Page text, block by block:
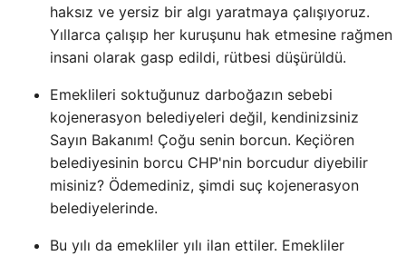
haksız ve yersiz bir algı yaratmaya çalışıyoruz.
Yıllarca çalışıp her kuruşunu hak etmesine rağmen
insani olarak gasp edildi, rütbesi düşürüldü.
Emeklileri soktuğunuz darboğazın sebebi
kojenerasyon belediyeleri değil, kendinizsiniz
Sayın Bakanım! Çoğu senin borcun. Keçiören
belediyesinin borcu CHP'nin borcudur diyebilir
misiniz? Ödemediniz, şimdi suç kojenerasyon
belediyelerinde.
Bu yılı da emekliler yılı ilan ettiler. Emekliler